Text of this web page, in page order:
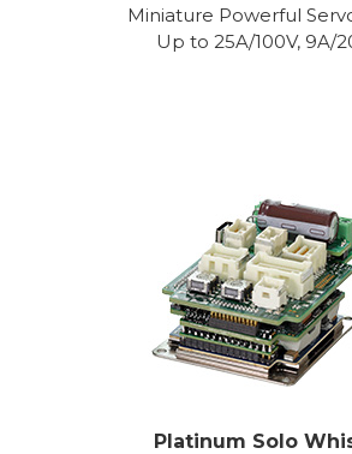
Miniature Powerful
Up to 25A/100V, 9A/
Platinum Solo